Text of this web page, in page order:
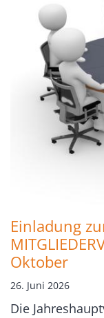
Einladung
Oktober
26. Juni 2026
Die